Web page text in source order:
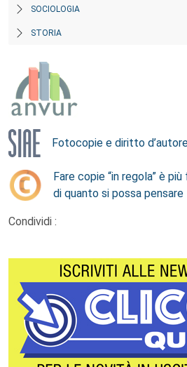
SOCIOLOGIA
STORIA
Fotocopie e diritto
Fare copie “in regola” è
di quanto si possa pensare
Condividi :